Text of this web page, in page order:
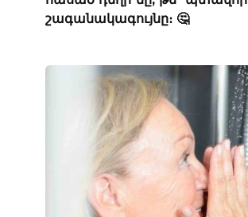
շագանակագույնը։ 🤔